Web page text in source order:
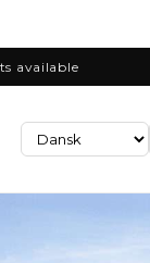
available